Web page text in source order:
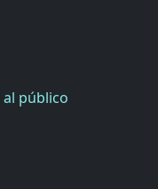
público